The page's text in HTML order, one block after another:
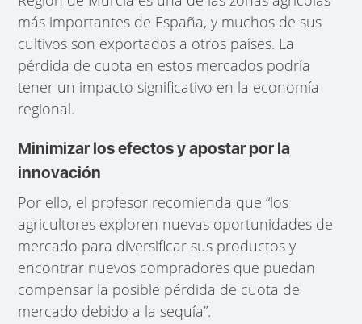
más importantes de España, y muchos de sus
cultivos son exportados a otros países. La
pérdida de cuota en estos mercados podría
tener un impacto significativo en la economía
regional.
Minimizar los efectos y apostar por la
innovación
Por ello, el profesor recomienda que “los
agricultores exploren nuevas oportunidades de
mercado para diversificar sus productos y
encontrar nuevos compradores que puedan
compensar la posible pérdida de cuota de
mercado debido a la sequía”.